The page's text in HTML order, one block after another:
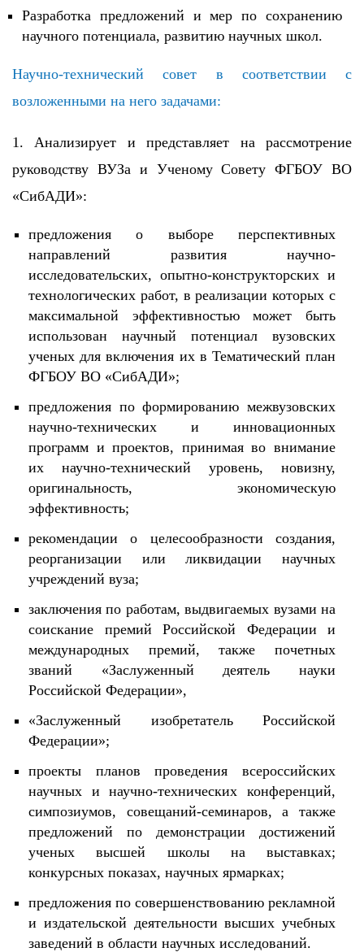
Разработка предложений и мер по сохранению
научного потенциала, развитию научных школ.
Научно-технический совет в соответствии с
возложенными на него задачами:
1. Анализирует и представляет на рассмотрение
руководству ВУЗа и Ученому Совету ФГБОУ ВО
«СибАДИ»:
предложения о выборе перспективных
направлений развития научно-
исследовательских, опытно-конструкторских и
технологических работ, в реализации которых с
максимальной эффективностью может быть
использован научный потенциал вузовских
ученых для включения их в Тематический план
ФГБОУ ВО «СибАДИ»;
предложения по формированию межвузовских
научно-технических и инновационных
программ и проектов, принимая во внимание
их научно-технический уровень, новизну,
оригинальность, экономическую
эффективность;
рекомендации о целесообразности создания,
реорганизации или ликвидации научных
учреждений вуза;
заключения по работам, выдвигаемых вузами на
соискание премий Российской Федерации и
международных премий, также почетных
званий «Заслуженный деятель науки
Российской Федерации»,
«Заслуженный изобретатель Российской
Федерации»;
проекты планов проведения всероссийских
научных и научно-технических конференций,
симпозиумов, совещаний-семинаров, а также
предложений по демонстрации достижений
ученых высшей школы на выставках;
конкурсных показах, научных ярмарках;
предложения по совершенствованию рекламной
и издательской деятельности высших учебных
заведений в области научных исследований.